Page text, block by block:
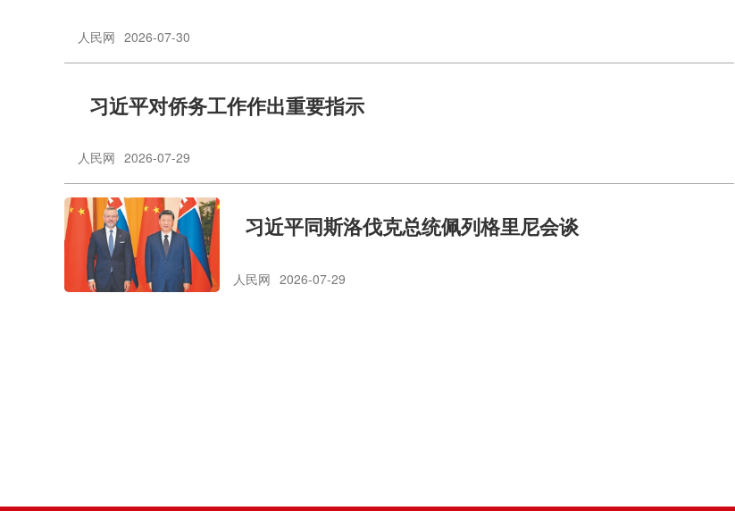
人民网 2026-07-30
习近平对侨务工作作出重要指示
人民网 2026-07-29
习近平同斯洛伐克总统佩列格里尼会谈
人民网 2026-07-29